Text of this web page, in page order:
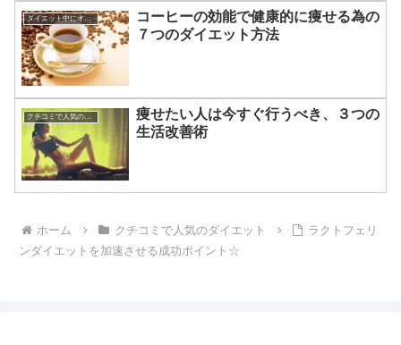
ダイエット中にオススメの食材
コーヒーの効能で健康的に痩せる為の
７つのダイエット方法
痩せたい人は今すぐ行うべき、３つの
生活改善術
ホーム クチコミで人気のダイエット
ラクトフェリ
ンダイエットを加速させる成功ポイント☆